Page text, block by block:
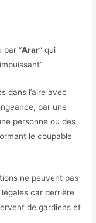
par “Arar” qui
dans l’aire avec
par une
personne ou des
le coupable
ne peuvent pas
car derrière
de gardiens et